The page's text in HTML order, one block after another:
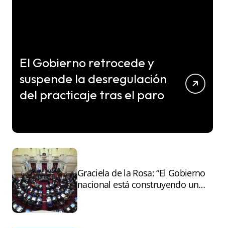
El Gobierno retrocede y
suspende la desregulación
del practicaje tras el paro
Graciela de la Rosa: “El Gobierno
nacional está construyendo un